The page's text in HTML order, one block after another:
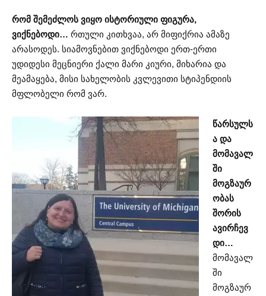
რომ შემეძლოს ვიყო ისტორიული ფიგურა,
ვიქნებოდი… რთული კითხვაა, არ მიფიქრია ამაზე
არასოდეს. სიამოვნებით ვიქნებოდი ერთ-ერთი
უდიდესი მეცნიერი ქალი მარი კიური, მიხარია და
მეამაყება, მისი სახელობის კვლევითი სტიპენდიის
მფლობელი რომ ვარ.
წარსულს
ა და
მომავალ
ში
მოგზაურ
ობას
შორის
ავირჩევ
დი…
მომავალ
ში
მოგზაურ